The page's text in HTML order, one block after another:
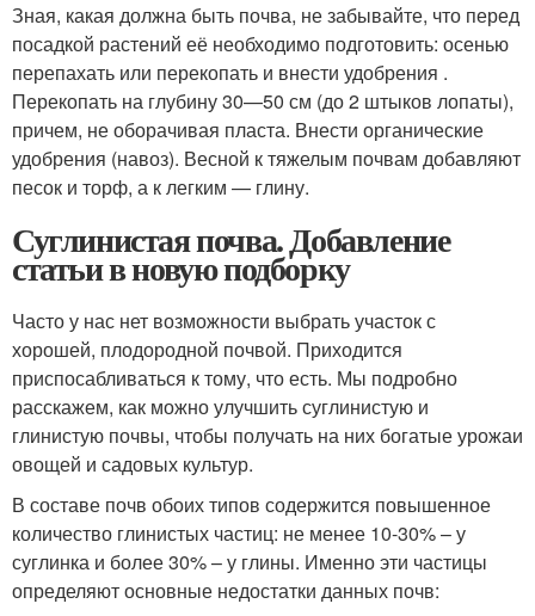
Зная, какая должна быть почва, не забывайте, что перед
посадкой растений её необходимо подготовить: осенью
перепахать или перекопать и внести удобрения .
Перекопать на глубину 30—50 см (до 2 штыков лопаты),
причем, не оборачивая пласта. Внести органические
удобрения (навоз). Весной к тяжелым почвам добавляют
песок и торф, а к легким — глину.
Суглинистая почва. Добавление
статьи в новую подборку
Часто у нас нет возможности выбрать участок с
хорошей, плодородной почвой. Приходится
приспосабливаться к тому, что есть. Мы подробно
расскажем, как можно улучшить суглинистую и
глинистую почвы, чтобы получать на них богатые урожаи
овощей и садовых культур.
В составе почв обоих типов содержится повышенное
количество глинистых частиц: не менее 10-30% – у
суглинка и более 30% – у глины. Именно эти частицы
определяют основные недостатки данных почв: